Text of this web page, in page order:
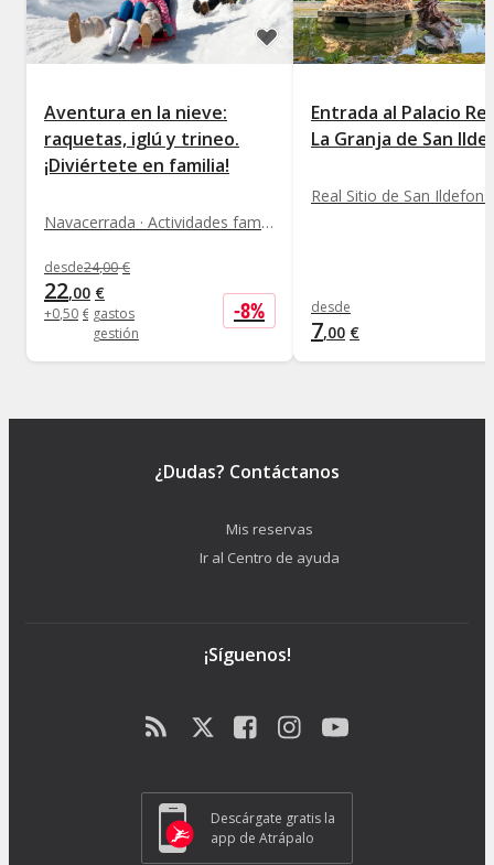
Aventura en la nieve:
raquetas, iglú y trineo.
¡Diviértete en familia!
Navacerrada · Actividades familiares
desde24,00 €
22,00 €
+0,50 € gastos
gestión
-8%
Entrada al Palacio
La Granja de San
desde
7,00 €
¿Dudas? Contáctanos
Mis reservas
Ir al Centro de ayuda
¡Síguenos!
Descárgate gratis la
app de Atrápalo